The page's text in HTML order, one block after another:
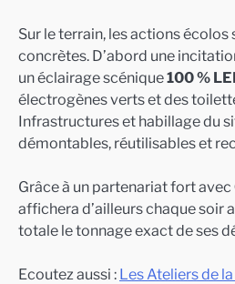
Sur le terrain, les actions écolos
concrètes. D’abord une
un éclairage scénique100 %
électrogènes verts et des
Infrastructures et habillage du
démontables, réutilisables et
Grâce à un partenariat fort avec
affichera d’ailleurs chaque soir
totale le tonnage exact de ses
Ecoutez aussi : Les Ateliers de